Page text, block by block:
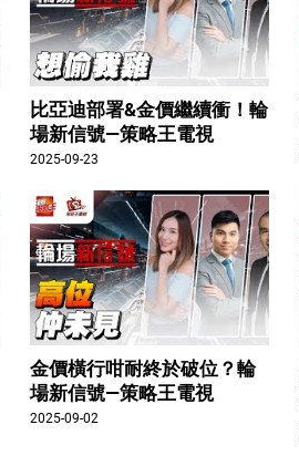
比亞迪部署&金價繼續衝！輪
場新信號—策略王電視
2025-09-23
金價橫行咁耐終於破位？輪
場新信號—策略王電視
2025-09-02